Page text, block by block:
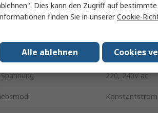
Typ
700mA
220, 240V ac
Konstantstrom
Dies kann den Zugriff auf
finden Sie in unsererCookie-
Cookies
Alle ablehnen